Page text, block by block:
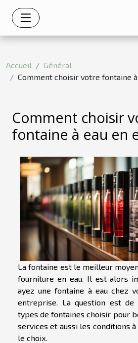
Accueil
Général
Comment choisir votre fontaine
Comment choisir
fontaine à eau en
La fontaine est le meilleur
fourniture en eau. Il est alors
ayez une fontaine à eau chez
entreprise. La question est de
types de fontaines choisir pour
services et aussi les conditions
le choix.